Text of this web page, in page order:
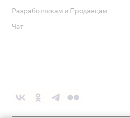
Разработчикам и Продавцам
Чат